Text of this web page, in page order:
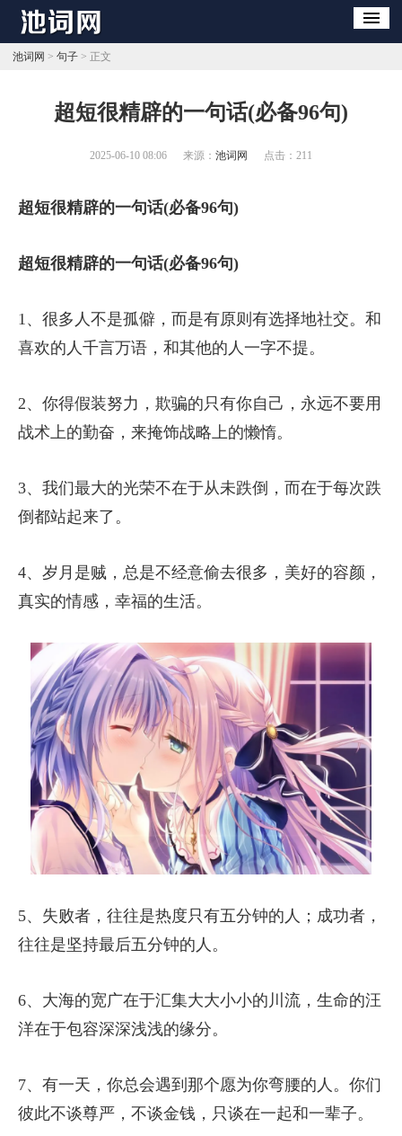
池词网 > 句子> 正文
​超短很精辟的一句话(必备96句)
2025-06-10 08:06 来源： 池词网 点击： 211
超短很精辟的一句话(必备96句)
超短很精辟的一句话(必备96句)
1、很多人不是孤僻，而是有原则有选择地社交。和
喜欢的人千言万语，和其他的人一字不提。
2、你得假装努力，欺骗的只有你自己，永远不要用
战术上的勤奋，来掩饰战略上的懒惰。
3、我们最大的光荣不在于从未跌倒，而在于每次跌
倒都站起来了。
4、岁月是贼，总是不经意偷去很多，美好的容颜，
真实的情感，幸福的生活。
5、失败者，往往是热度只有五分钟的人；成功者，
往往是坚持最后五分钟的人。
6、大海的宽广在于汇集大大小小的川流，生命的汪
洋在于包容深深浅浅的缘分。
7、有一天，你总会遇到那个愿为你弯腰的人。你们
彼此不谈尊严，不谈金钱，只谈在一起和一辈子。